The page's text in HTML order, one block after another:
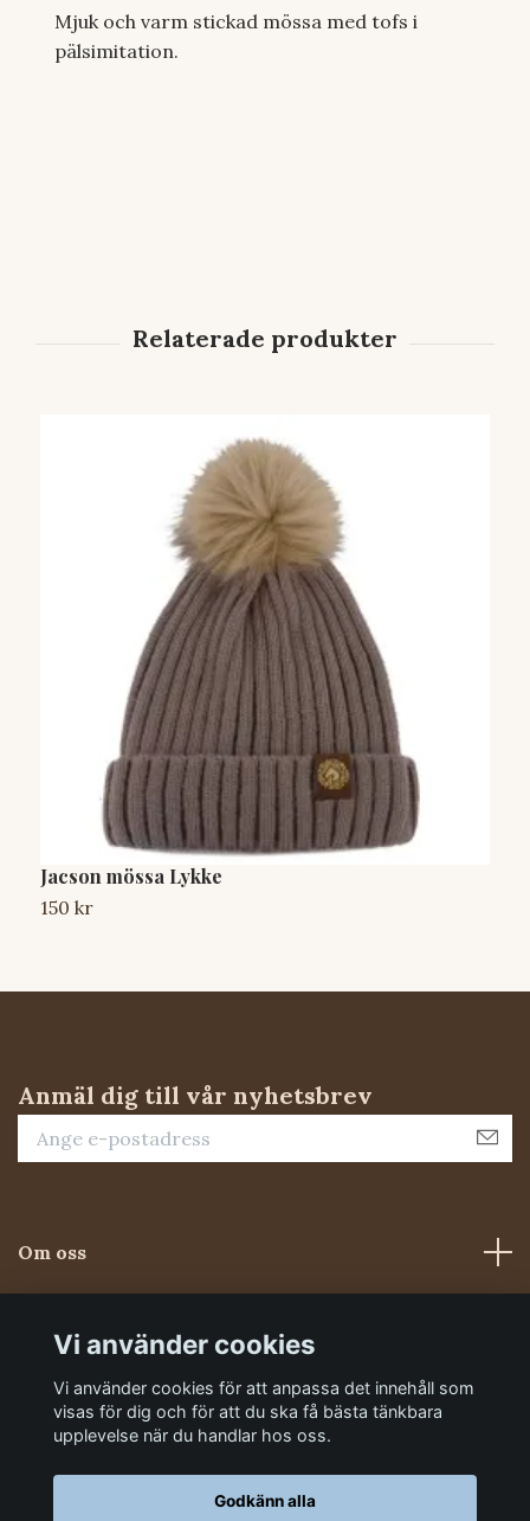
Mjuk och varm stickad mössa med tofs i
pälsimitation.
Jacson mössa Lykke
150 kr
Anmäl dig till vår nyhetsbrev
Om oss
Sociala medier
Vi använder cookies
Vi använder cookies för att anpassa det innehåll som
visas för dig och för att du ska få bästa tänkbara
upplevelse när du handlar hos oss.
Godkänn alla